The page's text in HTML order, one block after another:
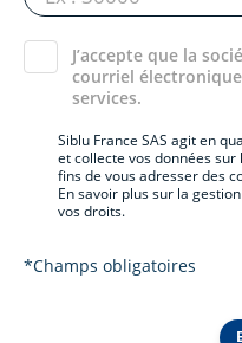
J’accepte que la
courriel
services.
Siblu France SAS agit en
et collecte vos données
fins de vous adresser des
En savoir plus sur la
vos droits.
*Champs obligatoires